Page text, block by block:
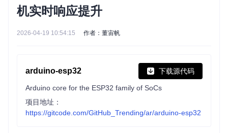
机实时响应提升
2026-04-19 10:54:15 作者：董宙帆
arduino-esp32 下载源代码
Arduino core for the ESP32 family of SoCs
项目地址：
https://gitcode.com/GitHub_Trending/ar/arduino-esp32